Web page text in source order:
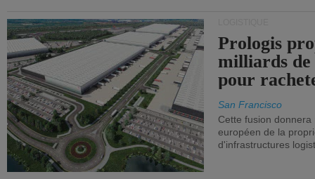
Prologis
milliards
pour
San Francisco
Cette fusion
européen de la
d'infrastructures